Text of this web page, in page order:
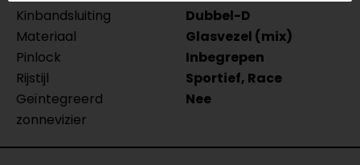
Kinbandsluiting
Dubbel-D
Materiaal
Glasvezel (mix)
Pinlock
Inbegrepen
Rijstijl
Sportief, Race
Geïntegreerd
zonnevizier
Nee